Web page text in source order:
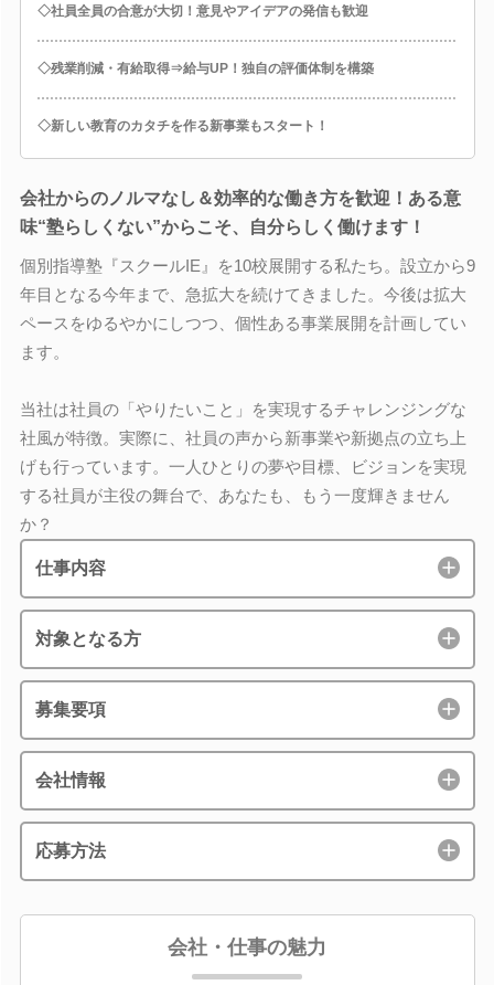
◇社員全員の合意が大切！意見やアイデアの発信も歓迎
◇残業削減・有給取得⇒給与UP！独自の評価体制を構築
◇新しい教育のカタチを作る新事業もスタート！
会社からのノルマなし＆効率的な働き方を歓迎！ある意
味“塾らしくない”からこそ、自分らしく働けます！
個別指導塾『スクールIE』を10校展開する私たち。設立から9
年目となる今年まで、急拡大を続けてきました。今後は拡大
ペースをゆるやかにしつつ、個性ある事業展開を計画してい
ます。
当社は社員の「やりたいこと」を実現するチャレンジングな
社風が特徴。実際に、社員の声から新事業や新拠点の立ち上
げも行っています。一人ひとりの夢や目標、ビジョンを実現
する社員が主役の舞台で、あなたも、もう一度輝きません
か？
仕事内容
対象となる方
募集要項
会社情報
応募方法
会社・仕事の魅力